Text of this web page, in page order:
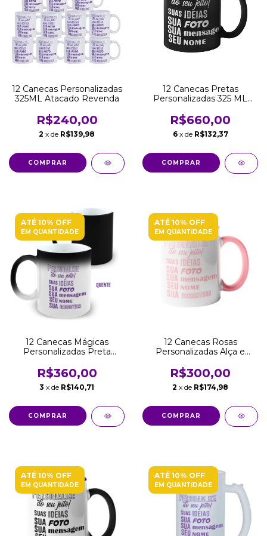
12 Canecas Personalizadas
325ML Atacado Revenda
R$240,00
2 x de R$139,98
12 Canecas Pretas
Personalizadas 325 ML
R$660,00
6 x de R$132,37
ATÉ 10% OFF
EM QUANTIDADE
12 Canecas Mágicas
Personalizadas Preta
Revenda
R$360,00
3 x de R$140,71
ATÉ 10% OFF
EM QUANTIDADE
12 Canecas Rosas
Personalizadas Alça e
Revenda
R$300,00
2 x de R$174,98
ATÉ 10% OFF
EM QUANTIDADE
ATÉ 10% OFF
EM QUANTIDADE